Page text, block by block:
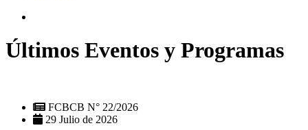
Últimos Eventos y Programas
FCBCB N° 22/2026
29 Julio de 2026